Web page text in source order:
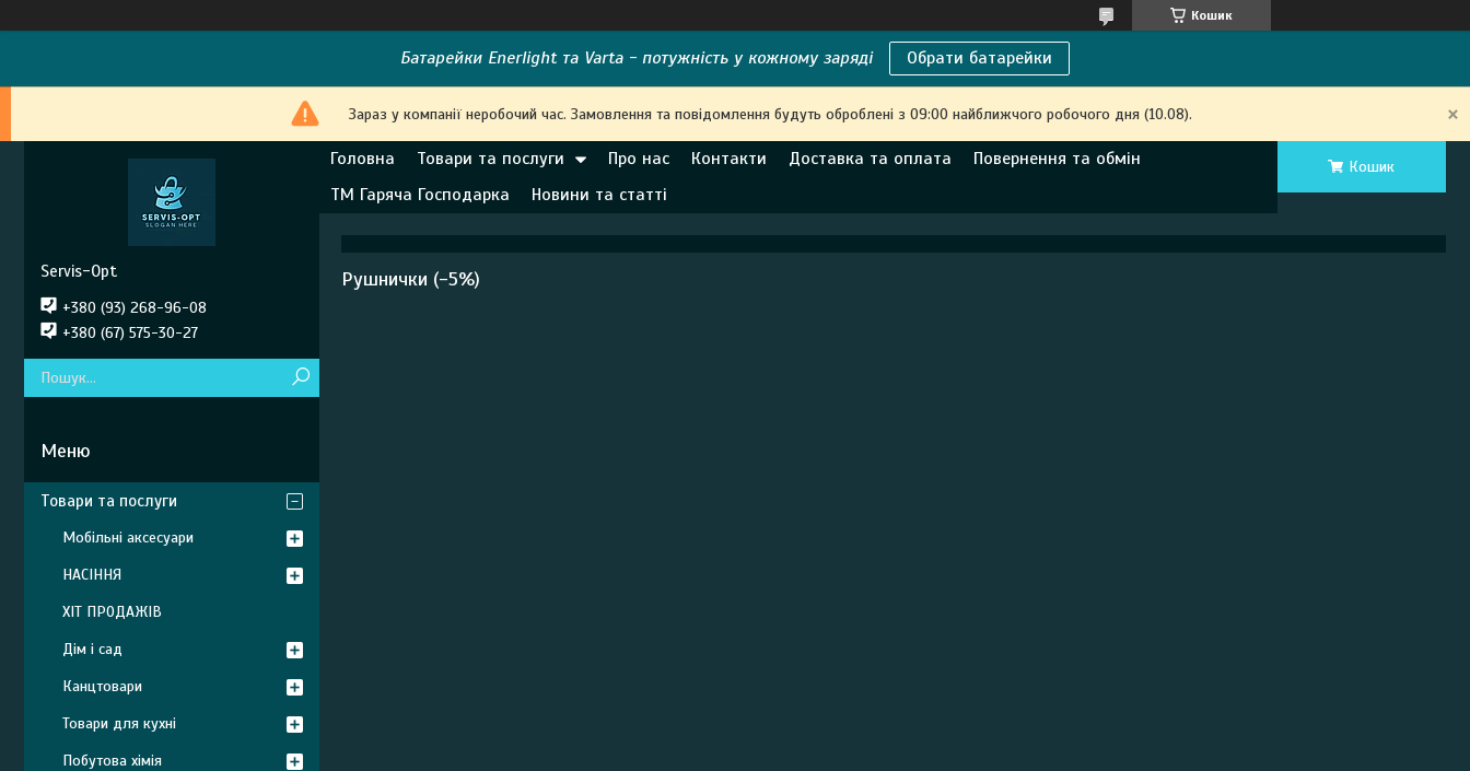
Кошик
Батарейки Enerlight та Varta - потужність у кожному заряді Обрати батарейки
Зараз у компанії неробочий час. Замовлення та повідомлення будуть оброблені з 09:00 найближчого робочого дня (10.08).
Головна Товари та послуги Про нас Контакти Доставка та оплата
Повернення та обмін
ТМ Гаряча Господарка
Новини та статті
Кошик
Рушнички (-5%)
Servis-Opt
+380 (93) 268-96-08
+380 (67) 575-30-27
Товари та послуги
Мобільні аксесуари
НАСІННЯ
ХІТ ПРОДАЖІВ
Дім і сад
Канцтовари
Товари для кухні
Побутова хімія